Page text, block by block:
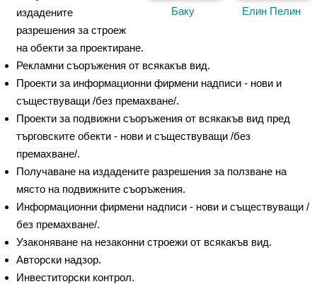
Баку Елин Пелин
издадените
разрешения за строеж
на обекти за проектиране.
Рекламни съоръжения от всякакъв вид.
Проекти за информационни фирмени надписи - нови и
съществуващи /без премахване/.
Проекти за подвижни съоръжения от всякакъв вид пред
търговските обекти - нови и съществуващи /без
премахване/.
Получаване на издадените разрешения за ползване на
място на подвижните съоръжения.
Информационни фирмени надписи - нови и съществуващи /
без премахване/.
Узаконяване на незаконни строежи от всякакъв вид.
Авторски надзор.
Инвеститорски контрол.